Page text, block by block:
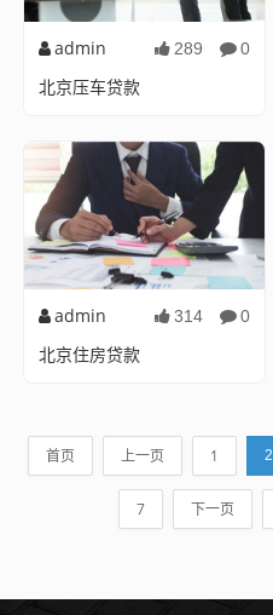
admin 289 0
北京压车贷款
速发展的社会中,金融行业也在
不断创新和进步，压...
admin 314 0
北京住房贷款
首页 上一页 1 2
7 下一页